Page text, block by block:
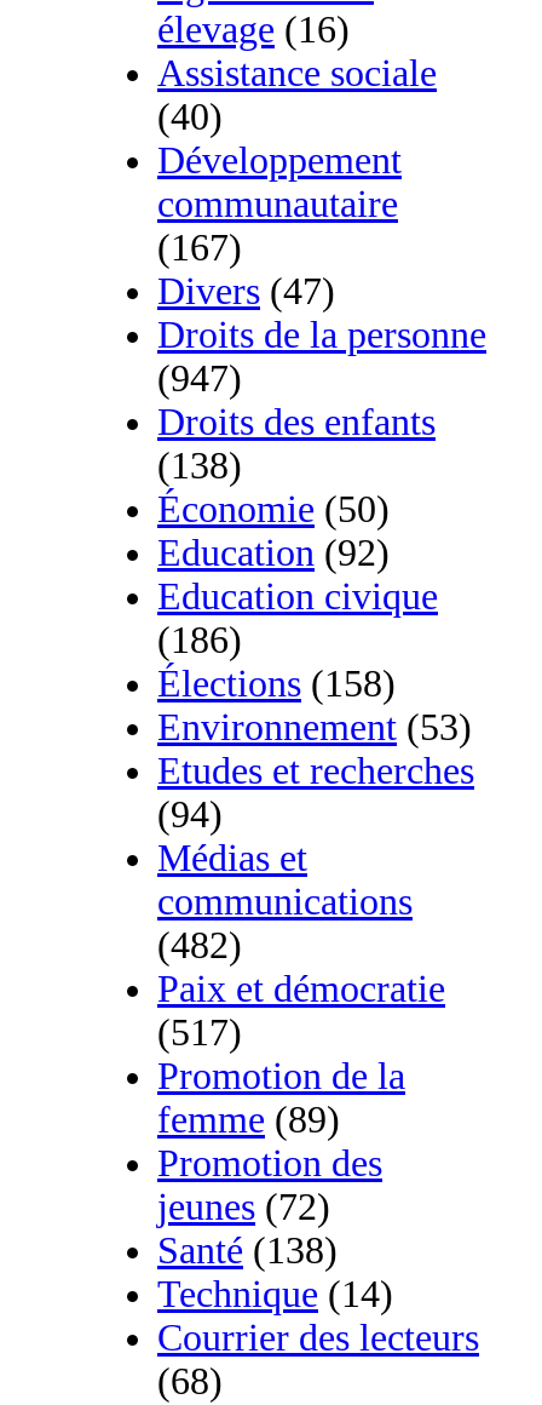
élevage (16)
Assistance sociale
(40)
Développement
communautaire
(167)
Divers (47)
Droits de la personne
(947)
Droits des enfants
(138)
Économie (50)
Education (92)
Education civique
(186)
Élections (158)
Environnement (53)
Etudes et recherches
(94)
Médias et
communications
(482)
Paix et démocratie
(517)
Promotion de la
femme (89)
Promotion des
jeunes (72)
Santé (138)
Technique (14)
Courrier des lecteurs
(68)